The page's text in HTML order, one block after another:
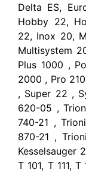
Delta ES,
Hobby 22,
22, Inox 20,
Multisystem
Plus 1000 ,
2000 , Pro
, Super 22 ,
620-05 ,
740-21 ,
870-21 ,
Kesselsauger
T 101, T 111,